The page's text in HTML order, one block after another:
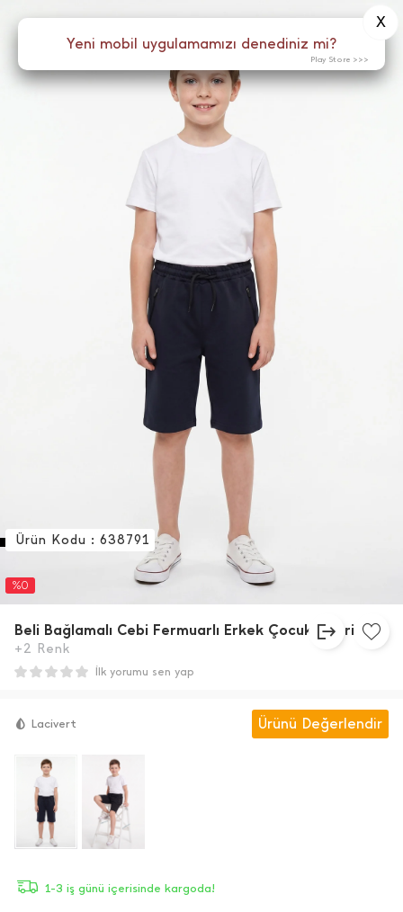
Menü
%0
Beli Bağlamalı Cebi Fermuarlı Erkek Çocuk Kapri
+2 Renk
Ürün Kodu : 638791
İlk yorumu sen yap
Lacivert Ürünü Değerlendir
1-3 iş günü içerisinde kargoda!
Yeni mobil uygulamamızı denediniz mi?
X
Play Store >>>